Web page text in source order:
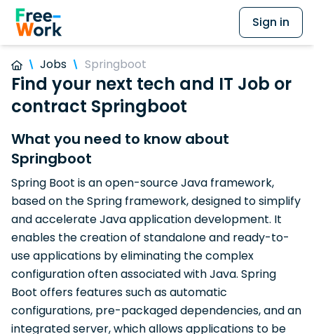
Sign in
Jobs Springboot
Find your next tech and IT Job or
contract Springboot
What you need to know about
Springboot
Spring Boot is an open-source Java framework,
based on the Spring framework, designed to simplify
and accelerate Java application development. It
enables the creation of standalone and ready-to-
use applications by eliminating the complex
configuration often associated with Java. Spring
Boot offers features such as automatic
configurations, pre-packaged dependencies, and an
integrated server, which allows applications to be